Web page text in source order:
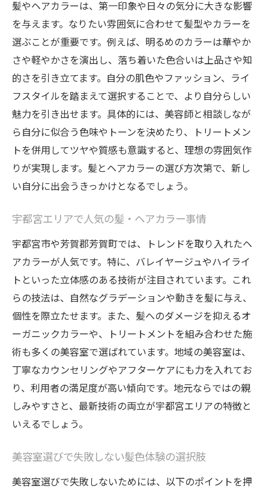
髪やヘアカラーは、第一印象や日々の気分に大きな影響
を与えます。なりたい雰囲気に合わせて髪型やカラーを
選ぶことが重要です。例えば、明るめのカラーは華やか
さや軽やかさを演出し、落ち着いた色合いは上品さや知
的さを引き立てます。自分の肌色やファッション、ライ
フスタイルを踏まえて選択することで、より自分らしい
魅力を引き出せます。具体的には、美容師と相談しなが
ら自分に似合う色味やトーンを決めたり、トリートメン
トを併用してツヤや質感も意識すると、理想の雰囲気作
りが実現します。髪とヘアカラーの選び方次第で、新し
い自分に出会うきっかけとなるでしょう。
宇都宮エリアで人気の髪・ヘアカラー事情
宇都宮市や芳賀郡芳賀町では、トレンドを取り入れたヘ
アカラーが人気です。特に、バレイヤージュやハイライ
トといった立体感のある技術が注目されています。これ
らの技法は、自然なグラデーションや動きを髪に与え、
個性を際立たせます。また、髪へのダメージを抑えるオ
ーガニックカラーや、トリートメントを組み合わせた施
術も多くの美容室で選ばれています。地域の美容室は、
丁寧なカウンセリングやアフターケアにも力を入れてお
り、利用者の満足度が高い傾向です。地元ならではの親
しみやすさと、最新技術の両立が宇都宮エリアの特徴と
いえるでしょう。
美容室選びで失敗しない髪色体験の選択肢
美容室選びで失敗しないためには、以下のポイントを押